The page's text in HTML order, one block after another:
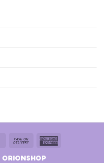
MasterCard
Cash
ORIONSHOP